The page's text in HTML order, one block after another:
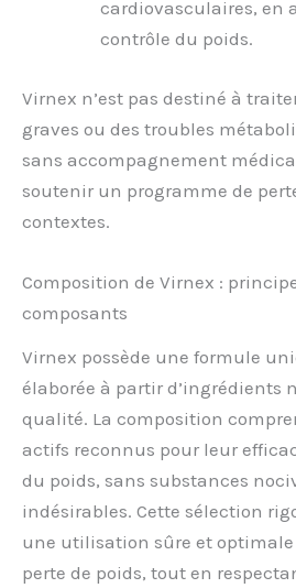
cardiovasculaires, en
contrôle du poids.
Virnex n’est pas destiné à
graves ou des troubles
sans accompagnement
soutenir un programme de
contextes.
Composition de Virnex :
composants
Virnex possède une formule
élaborée à partir d’ingrédients
qualité. La composition
actifs reconnus pour leur
du poids, sans substances
indésirables. Cette sélection
une utilisation sûre et
perte de poids, tout en